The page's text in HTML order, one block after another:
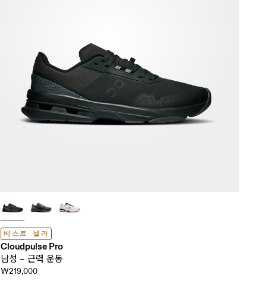
베스트 셀러
Cloudpulse Pro
남성 – 근력 운동
₩219,000